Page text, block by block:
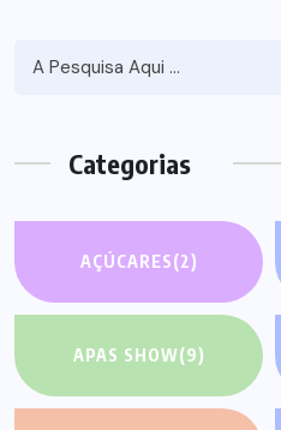
Categorias
AÇÚCARES(2)
APAS SHOW(9)